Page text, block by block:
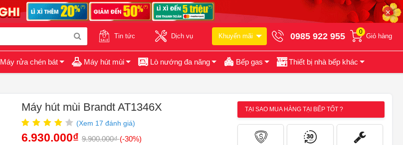
✕
Tin tức Dịch vụ Khuyến mãi 0985 922 955 0
Giỏ hàng
Máy rửa chén bát Máy hút mùi Lò nướng đa năng Bếp gas Thiết bị nhà bếp khác
Máy hút mùi Brandt AT1346X
(Xem 17 đánh giá)
6.930.000₫ 9.900.000₫(-30%)
TẠI SAO MUA HÀNG TẠI BẾP TỐT ?